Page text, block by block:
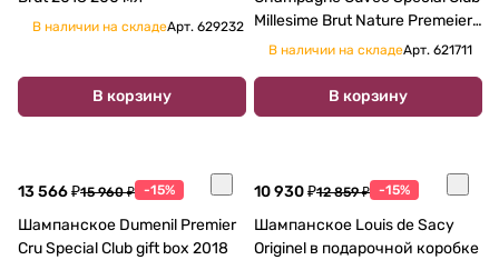
В наличии на складеАрт. 629232
В корзину
Millesime Brut Nature Premeier
Cru gift box 2018 750 мл
В наличии на складеАрт. 621711
В корзину
13 566 ₽15 960 ₽ -15%
Шампанское Dumenil Premier
Cru Special Club gift box 2018
10 930 ₽12 859 ₽ -15%
Шампанское Louis de Sacy
Originel в подарочной коробке